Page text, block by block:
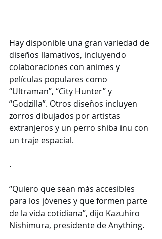
Hay disponible una gran variedad de
diseños llamativos, incluyendo
colaboraciones con animes y
películas populares como
“Ultraman”, “City Hunter” y
“Godzilla”. Otros diseños incluyen
zorros dibujados por artistas
extranjeros y un perro shiba inu con
un traje espacial.
.
“Quiero que sean más accesibles
para los jóvenes y que formen parte
de la vida cotidiana”, dijo Kazuhiro
Nishimura, presidente de Anything.